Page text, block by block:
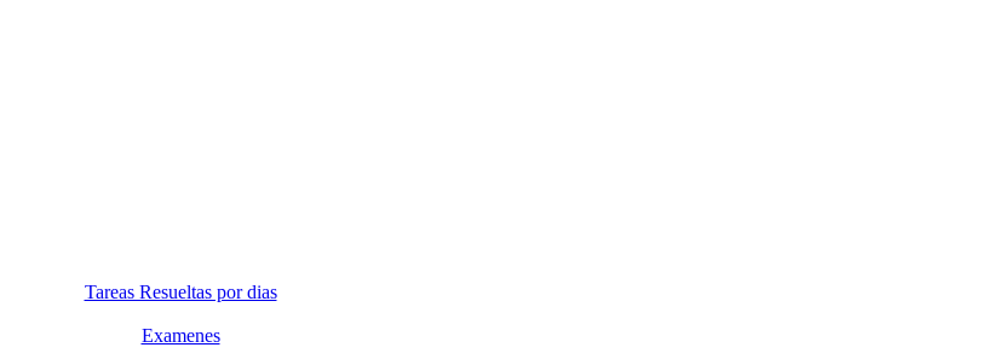
Tareas Resueltas por dias
Examenes